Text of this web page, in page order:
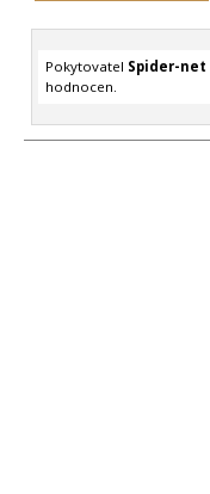
Pokytovatel Spider-net
hodnocen.